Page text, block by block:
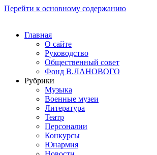
Перейти к основному содержанию
Главная
О сайте
Руководство
Общественный совет
Фонд В.ЛАНОВОГО
Рубрики
Музыка
Военные музеи
Литература
Театр
Персоналии
Конкурсы
Юнармия